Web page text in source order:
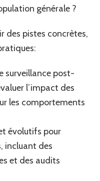
générale ?
des pistes concrètes,
surveillance post-
l’impact des
les comportements
évolutifs pour
incluant des
et des audits